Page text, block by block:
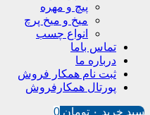
پیچ و مهره
میخ و میخ پرچ
انواع چسب
تماس باما
درباره ما
ثبت نام همکار فروش
پورتال همکارفروش
سبد خرید ۰ تومان 0